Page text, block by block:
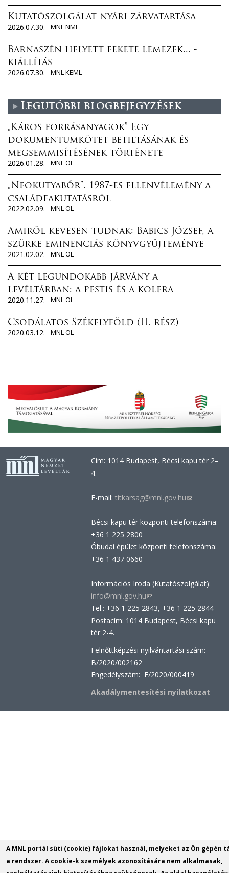
Kutatószolgálat nyári zárvatartása
2026.07.30.
MNL NML
Barnaszén helyett fekete lemezek... -
kiállítás
2026.07.30.
MNL KEML
Legutóbbi blogbejegyzések
„Káros forrásanyagok” Egy
dokumentumkötet betiltásának és
megsemmisítésének története
2026.01.28.
MNL OL
„Neokutyabőr”. 1987-es ellenvélemény a
családfakutatásról
2022.02.09.
MNL OL
Amiről kevesen tudnak: Babics József, a
szürke eminenciás könyvgyűjteménye
2021.02.02.
MNL OL
A két legundokabb járvány a
levéltárban: a pestis és a kolera
2020.11.27.
MNL OL
Csodálatos Székelyföld (II. rész)
2020.03.12.
MNL OL
Cím: 1014 Budapest, Bécsi kapu tér 2–
4.
E-mail: titkarsag@mnl.gov.hu(link
e-
Bécsi kapu tér központi telefonszáma:
+36 1 225 2800
Óbudai épület központi telefonszáma:
+36 1 437 0660
Információs Iroda (Kutatószolgálat):
info@mnl.gov.hu(link
sends
e-
Tel.: +36 1 225 2843, +36 1 225 2844
Postacím: 1014 Budapest, Bécsi kapu
tér 2-4.
Felnőttképzési nyilvántartási szám:
B/2020/002162
Engedélyszám: E/2020/000419
Akadálymentesítési nyilatkozat
A MNL portál süti (cookie) fájlokat használ, melyeket az Ön gépén
a rendszer. A cookie-k személyek azonosítására nem alkalmasak,